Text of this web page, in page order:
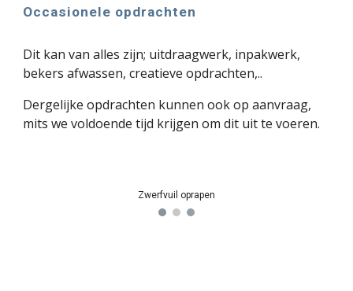
Occasionele opdrachten
Dit kan van alles zijn; uitdraagwerk, inpakwerk,
bekers afwassen, creatieve opdrachten,..
Dergelijke opdrachten kunnen ook op aanvraag,
mits we voldoende tijd krijgen om dit uit te voeren.
Zwerfvuil oprapen